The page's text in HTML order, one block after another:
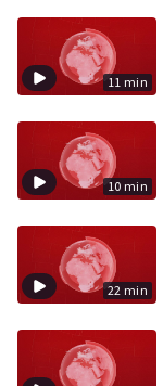
11 min
10 min
22 min